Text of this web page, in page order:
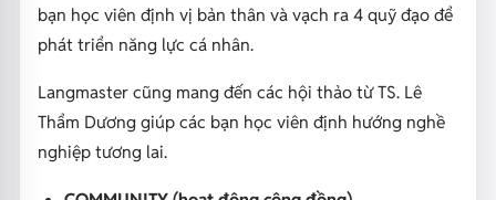
bạn học viên định vị bản thân và vạch ra 4 quỹ đạo để
phát triển năng lực cá nhân.
Langmaster cũng mang đến các hội thảo từ TS. Lê
Thẩm Dương giúp các bạn học viên định hướng nghề
nghiệp tương lai.